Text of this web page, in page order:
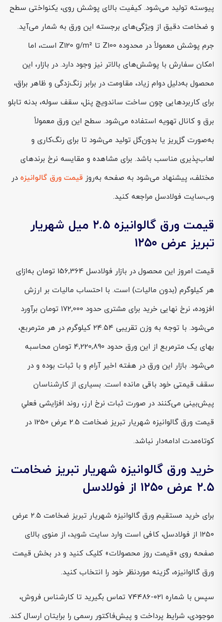
پیوسته تولید می‌شود. کیفیت بالای پوشش روی، یکنواختی سطح
و ضخامت دقیق از ویژگی‌های برجسته این ورق به شمار می‌آید.
جرم پوشش معمولاً در محدوده Z100 تا Z120 g/m² است، اما
امکان سفارش با پوشش‌های بالاتر نیز وجود دارد. در بازار، این
محصول به‌دلیل دوام زیاد، مقاومت در برابر زنگ‌زدگی و ظاهر براق،
برای کاربردهایی چون ساخت ساندویچ پنل، سقف سوله، بدنه تابلو
برق و کانال تهویه استفاده می‌شود. سطح این ورق معمولاً
به‌صورت گل‌ریز یا بدون‌گل تولید می‌شود تا برای رنگ‌کاری و
لعاب‌پذیری مناسب باشد. برای مشاهده و مقایسه نرخ برندهای
مختلف، پیشنهاد می‌شود به صفحه به‌روز قیمت ورق گالوانیزه در
وب‌سایت فولادسل مراجعه کنید.
قیمت ورق گالوانیزه ۲.۵ میل شهریار
تبریز عرض ۱۲۵۰
قیمت امروز این محصول در بازار فولادسل 156,364 تومان به‌ازای
هر کیلوگرم (بدون مالیات) است. با احتساب مالیات بر ارزش
افزوده، نرخ نهایی خرید برای مشتری حدود 172,000 تومان برآورد
می‌شود. با توجه به وزن تقریبی ۲۴.۵۴ کیلوگرم در هر مترمربع،
بهای یک مترمربع از این ورق حدود 4,220,890 تومان محاسبه
می‌شود. بازار این ورق در هفته اخیر آرام و با ثبات بوده و در
سقف قیمتی خود باقی مانده است. بسیاری از کارشناسان
پیش‌بینی می‌کنند در صورت ثبات نرخ ارز، روند افزایشی فعلیِ
قیمت ورق گالوانیزه شهریار تبریز ضخامت 2.5 عرض 1250 در
کوتاه‌مدت ادامه‌دار نباشد.
خرید ورق گالوانیزه شهریار تبریز ضخامت
۲.۵ عرض ۱۲۵۰ از فولادسل
برای خرید مستقیم ورق گالوانیزه شهریار تبریز ضخامت ۲.۵ عرض
۱۲۵۰ از فولادسل، کافی است وارد سایت شوید، از منوی بالای
صفحه روی «قیمت روز محصولات» کلیک کنید و در بخش قیمت
ورق گالوانیزه، گزینه موردنظر خود را انتخاب کنید.
سپس با شماره ۰۲۱-۷۴۴۸۶ تماس بگیرید تا کارشناس فروش،
موجودی، شرایط پرداخت و پیش‌فاکتور رسمی را برایتان ارسال کند.